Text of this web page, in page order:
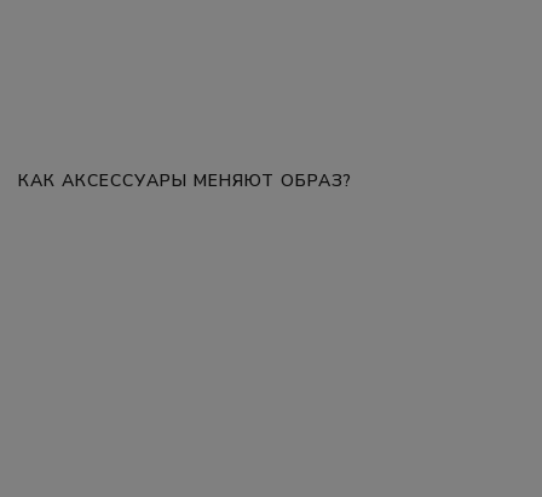
КАК АКСЕССУАРЫ МЕНЯЮТ ОБРАЗ?